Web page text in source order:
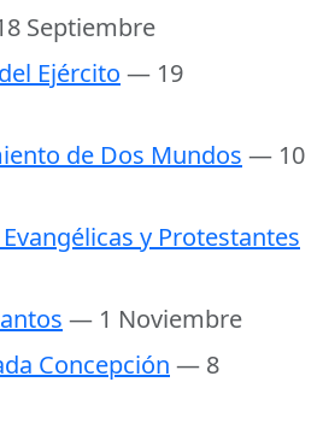
Septiembre
Ejército — 19
de Dos Mundos — 10
y Protestantes
— 1 Noviembre
Concepción — 8